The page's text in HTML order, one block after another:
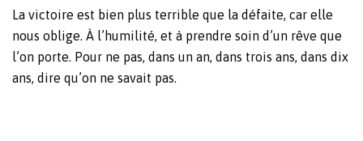
La victoire est bien plus terrible que la défaite, car elle
nous oblige. À l’humilité, et à prendre soin d’un rêve que
l’on porte. Pour ne pas, dans un an, dans trois ans, dans dix
ans, dire qu’on ne savait pas.